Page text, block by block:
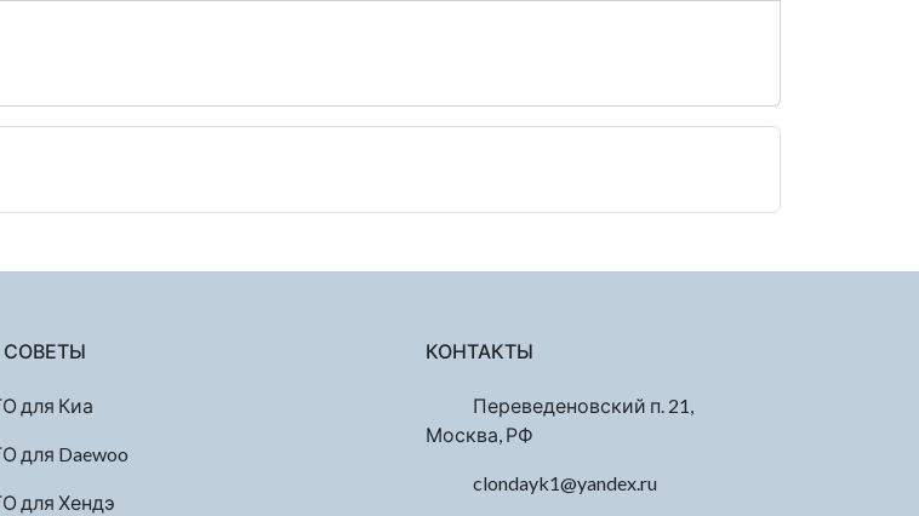
для Киа
для Daewoo
для Хендэ
КОНТАКТЫ
Переведеновский п. 21,
Москва, РФ
clondayk1@yandex.ru